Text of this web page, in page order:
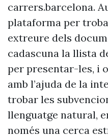
carrers.barcelona.
plataforma per
extreure dels
cadascuna la llista
per presentar-les, i
amb l’ajuda de la
trobar les
llenguatge natural,
només una cerca